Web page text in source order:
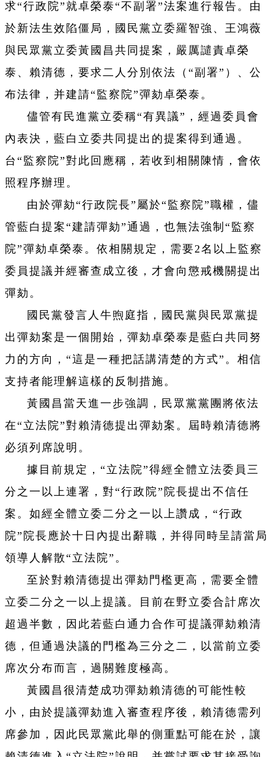
求“行政院”就卓榮泰“不副署”法案進行報告。由
於新法生效陷僵局，國民黨立委羅智強、王鴻薇
與民眾黨立委黃國昌共同提案，嚴厲譴責卓榮
泰、賴清德，要求二人分別依法（“副署”）、公
布法律，并建請“監察院”彈劾卓榮泰。
儘管有民進黨立委稱“有異議”，經過委員會
內表決，藍白立委共同提出的提案得到通過。
台“監察院”對此回應稱，若收到相關陳情，會依
照程序辦理。
由於彈劾“行政院長”屬於“監察院”職權，儘
管藍白提案“建請彈劾”通過，也無法強制“監察
院”彈劾卓榮泰。依相關規定，需要2名以上監察
委員提議并經審查成立後，才會向懲戒機關提出
彈劾。
國民黨發言人牛煦庭指，國民黨與民眾黨提
出彈劾案是一個開始，彈劾卓榮泰是藍白共同努
力的方向，“這是一種把話講清楚的方式”。相信
支持者能理解這樣的反制措施。
黃國昌當天進一步強調，民眾黨黨團將依法
在“立法院”對賴清德提出彈劾案。屆時賴清德將
必須列席說明。
據目前規定，“立法院”得經全體立法委員三
分之一以上連署，對“行政院”院長提出不信任
案。如經全體立委二分之一以上讚成，“行政
院”院長應於十日內提出辭職，并得同時呈請當局
領導人解散“立法院”。
至於對賴清德提出彈劾門檻更高，需要全體
立委二分之一以上提議。目前在野立委合計席次
超過半數，因此若藍白通力合作可提議彈劾賴清
德，但通過決議的門檻為三分之二，以當前立委
席次分布而言，過關難度極高。
黃國昌很清楚成功彈劾賴清德的可能性較
小，由於提議彈劾進入審查程序後，賴清德需列
席參加，因此民眾黨此舉的側重點可能在於，讓